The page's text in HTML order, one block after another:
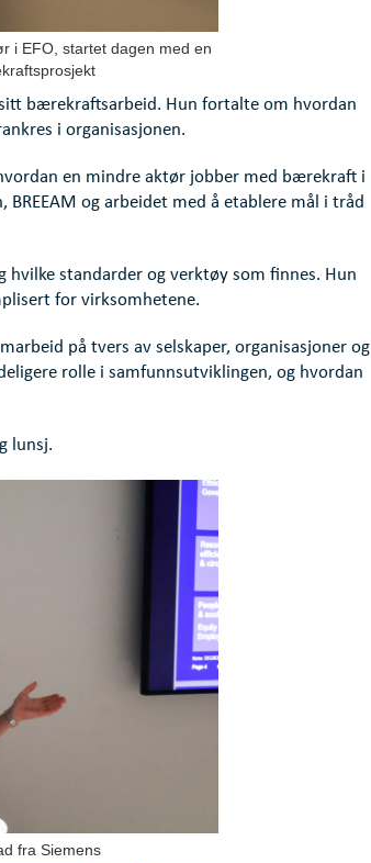
i EFO, startet dagen med en
bærekraftsarbeid. Hun fortalte om hvordan
i organisasjonen.
en mindre aktør jobber med bærekraft i
og arbeidet med å etablere mål i tråd
standarder og verktøy som finnes. Hun
for virksomhetene.
på tvers av selskaper, organisasjoner og
rolle i samfunnsutviklingen, og hvordan
lunsj.
fra Siemens